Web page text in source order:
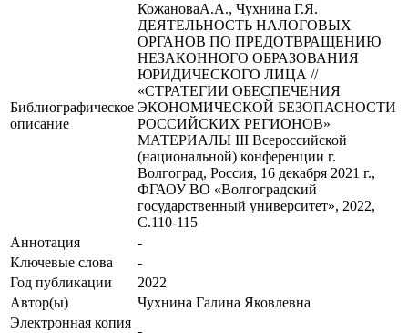
Библиографическое
описание
КожановаА.А., Чухнина Г.Я.
ДЕЯТЕЛЬНОСТЬ НАЛОГОВЫХ
ОРГАНОВ ПО ПРЕДОТВРАЩЕНИЮ
НЕЗАКОННОГО ОБРАЗОВАНИЯ
ЮРИДИЧЕСКОГО ЛИЦА //
«СТРАТЕГИИ ОБЕСПЕЧЕНИЯ
ЭКОНОМИЧЕСКОЙ БЕЗОПАСНОСТИ
РОССИЙСКИХ РЕГИОНОВ»
МАТЕРИАЛЫ III Всероссийской
(национальной) конференции г.
Волгоград, Россия, 16 декабря 2021 г.,
ФГАОУ ВО «Волгоградский
государственный университет», 2022,
С.110-115
Аннотация
-
Ключевые cлова
-
Год публикации
2022
Автор(ы)
Чухнина Галина Яковлевна
Электронная копия